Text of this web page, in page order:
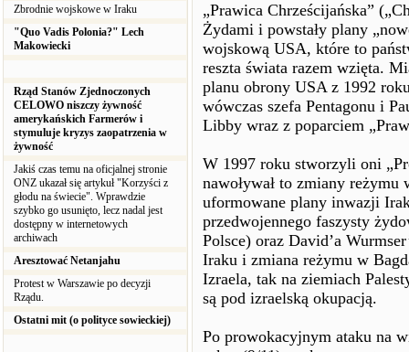
Zbrodnie wojskowe w Iraku
"Quo Vadis Polonia?" Lech
Makowiecki
Rząd Stanów Zjednoczonych
CELOWO niszczy żywność
amerykańskich Farmerów i
stymuluje kryzys zaopatrzenia w
żywność
Jakiś czas temu na oficjalnej stronie
ONZ ukazał się artykuł "Korzyści z
głodu na świecie". Wprawdzie
szybko go usunięto, lecz nadal jest
dostępny w internetowych
archiwach
Aresztować Netanjahu
Protest w Warszawie po decyzji
Rządu.
Ostatni mit (o polityce sowieckiej)
„Prawica Chrześcijańska”
Żydami i powstały plany
wojskową USA, które to
reszta świata razem wzięta.
planu obrony USA z 1992
wówczas szefa Pentagonu i
Libby wraz z poparciem
W 1997 roku stworzyli oni
nawoływał to zmiany
uformowane plany inwazji
przedwojennego faszysty
Polsce) oraz David’a
Iraku i zmiana reżymu w
Izraela, tak na ziemiach
są pod izraelską okupacją.
Po prowokacyjnym ataku na